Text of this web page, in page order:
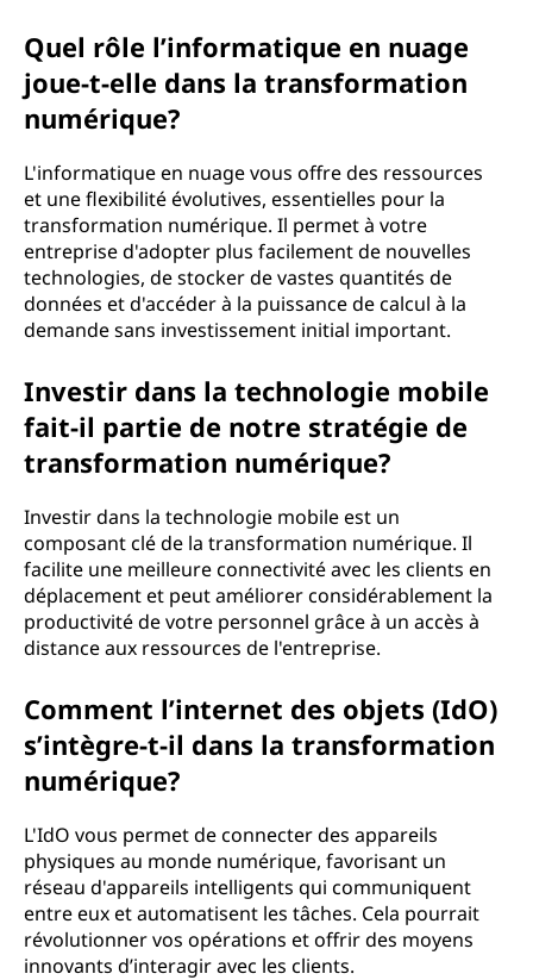
Quel rôle l’informatique en nuage
joue-t-elle dans la transformation
numérique?
L'informatique en nuage vous offre des ressources
et une flexibilité évolutives, essentielles pour la
transformation numérique. Il permet à votre
entreprise d'adopter plus facilement de nouvelles
technologies, de stocker de vastes quantités de
données et d'accéder à la puissance de calcul à la
demande sans investissement initial important.
Investir dans la technologie mobile
fait-il partie de notre stratégie de
transformation numérique?
Investir dans la technologie mobile est un
composant clé de la transformation numérique. Il
facilite une meilleure connectivité avec les clients en
déplacement et peut améliorer considérablement la
productivité de votre personnel grâce à un accès à
distance aux ressources de l'entreprise.
Comment l’internet des objets (IdO)
s’intègre-t-il dans la transformation
numérique?
L'IdO vous permet de connecter des appareils
physiques au monde numérique, favorisant un
réseau d'appareils intelligents qui communiquent
entre eux et automatisent les tâches. Cela pourrait
révolutionner vos opérations et offrir des moyens
innovants d’interagir avec les clients.